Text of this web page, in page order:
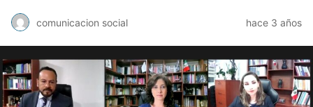
comunicacion social hace 3 años